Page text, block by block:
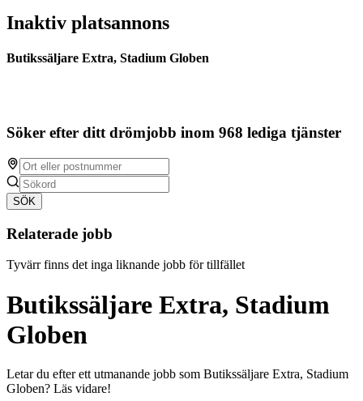
Inaktiv platsannons
Butikssäljare Extra, Stadium Globen
Söker efter ditt drömjobb inom 968 lediga tjänster
SÖK
Relaterade jobb
Tyvärr finns det inga liknande jobb för tillfället
Butikssäljare Extra, Stadium
Globen
Letar du efter ett utmanande jobb som Butikssäljare Extra, Stadium
Globen? Läs vidare!